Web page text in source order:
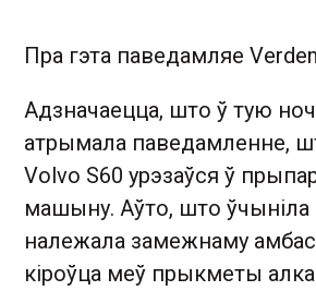
Пра гэта паведамляе
Адзначаецца, што ў тую
атрымала паведамленне,
Volvo S60 урэзаўся ў
машыну. Аўто, што ўчыніла
належала замежнаму
кіроўца меў прыкметы